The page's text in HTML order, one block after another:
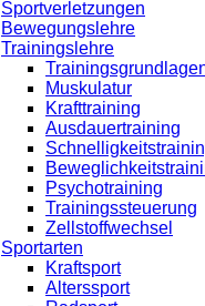
Sportverletzungen
Bewegungslehre
Trainingslehre
Muskulatur
Krafttraining
Ausdauertraining
Psychotraining
Trainingssteuerung
Zellstoffwechsel
Sportarten
Kraftsport
Alterssport